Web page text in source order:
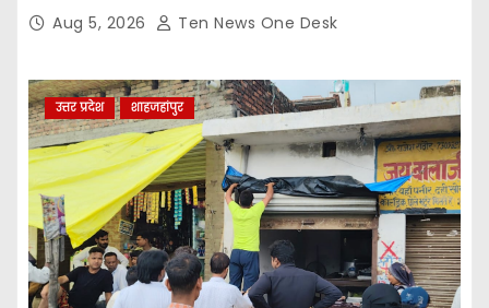
Aug 5, 2026 Ten News One Desk
उत्तर प्रदेश शाहजहांपुर